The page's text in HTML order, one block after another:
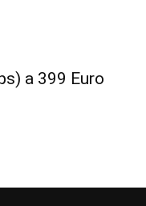
a 399 Euro